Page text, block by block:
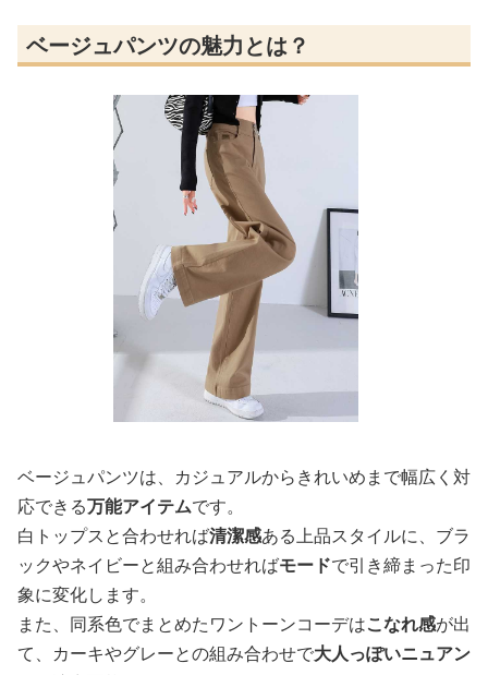
ベージュパンツの魅力とは？
ベージュパンツは、カジュアルからきれいめまで幅広く対
応できる万能アイテムです。
白トップスと合わせれば清潔感ある上品スタイルに、ブラ
ックやネイビーと組み合わせればモードで引き締まった印
象に変化します。
また、同系色でまとめたワントーンコーデはこなれ感が出
て、カーキやグレーとの組み合わせで大人っぽいニュアン